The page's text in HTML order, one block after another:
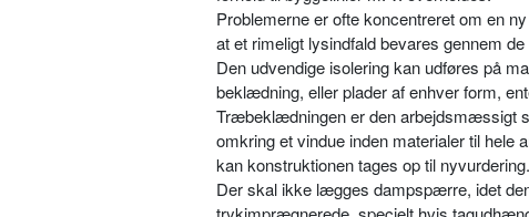
Problemerne er ofte koncentreret om en
at et rimeligt lysindfald bevares gennem
Den udvendige isolering kan udføres på
beklædning, eller plader af enhver form,
Træbeklædningen er den arbejdsmæssigt
omkring et vindue inden materialer til hele
kan konstruktionen tages op til nyvurdering.
Der skal ikke lægges dampspærre, idet